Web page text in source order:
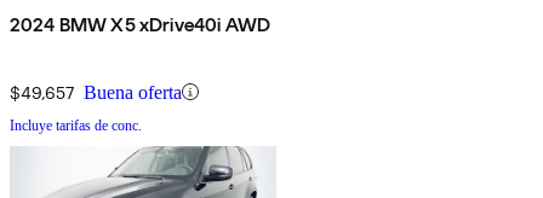
2024 BMW X5 xDrive40i AWD
$49,657 Buena oferta
Incluye tarifas de conc.